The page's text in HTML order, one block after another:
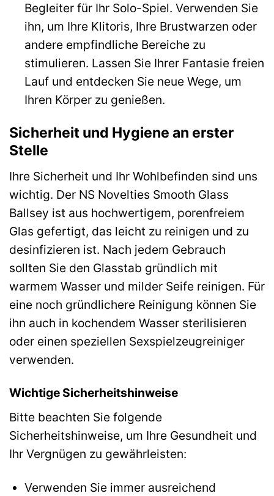
Begleiter für Ihr Solo-Spiel. Verwenden Sie
ihn, um Ihre Klitoris, Ihre Brustwarzen oder
andere empfindliche Bereiche zu
stimulieren. Lassen Sie Ihrer Fantasie freien
Lauf und entdecken Sie neue Wege, um
Ihren Körper zu genießen.
Sicherheit und Hygiene an erster
Stelle
Ihre Sicherheit und Ihr Wohlbefinden sind uns
wichtig. Der NS Novelties Smooth Glass
Ballsey ist aus hochwertigem, porenfreiem
Glas gefertigt, das leicht zu reinigen und zu
desinfizieren ist. Nach jedem Gebrauch
sollten Sie den Glasstab gründlich mit
warmem Wasser und milder Seife reinigen. Für
eine noch gründlichere Reinigung können Sie
ihn auch in kochendem Wasser sterilisieren
oder einen speziellen Sexspielzeugreiniger
verwenden.
Wichtige Sicherheitshinweise
Bitte beachten Sie folgende
Sicherheitshinweise, um Ihre Gesundheit und
Ihr Vergnügen zu gewährleisten:
Verwenden Sie immer ausreichend